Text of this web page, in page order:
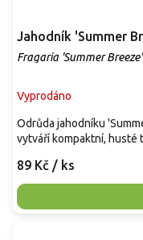
Jahodník 'Summer
Fragaria 'Summer Breeze'
Vyprodáno
89 Kč / ks
Odrůda jahodníku
vytváří kompaktní, husté